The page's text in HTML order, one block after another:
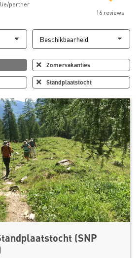
partner
16 reviews
Zomervakanties
Standplaatstocht
(SNP